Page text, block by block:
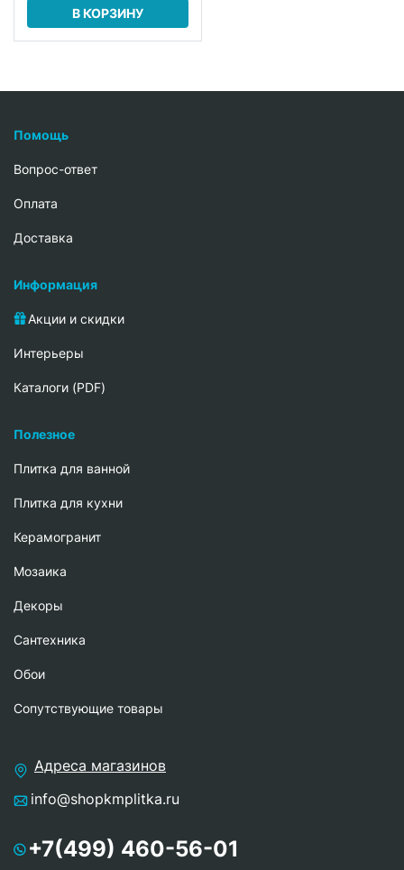
В КОРЗИНУ
Помощь
Вопрос-ответ
Oплата
Доставка
Информация
Акции и скидки
Интерьеры
Каталоги (PDF)
Полезное
Плитка для ванной
Плитка для кухни
Керамогранит
Мозаика
Декоры
Сантехника
Обои
Сопутствующие товары
Адреса магазинов
info@shopkmplitka.ru
+7(499) 460-56-01